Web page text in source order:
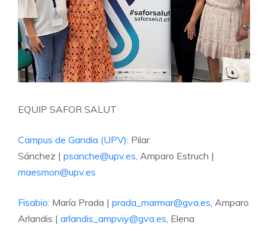
EQUIP SAFOR SALUT
Campus de Gandia (UPV): Pilar
Sánchez | psanche@upv.es , Amparo Estruch |
maesmon@upv.es
Fisabio: María Prada | prada_marmar@gva.es , Amparo
Arlandis | arlandis_ampviy@gva.es , Elena